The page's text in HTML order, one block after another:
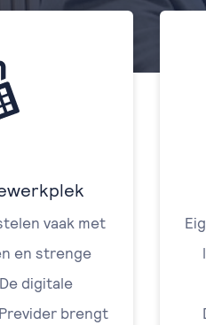
vaak met
en strenge
digitale
brengt